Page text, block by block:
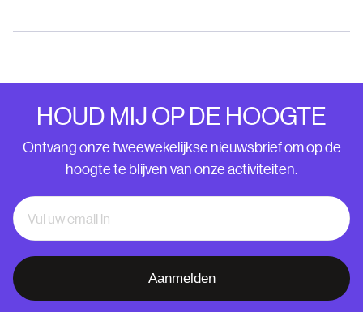
HOUD MIJ OP DE HOOGTE
Ontvang onze tweewekelijkse nieuwsbrief om op de
hoogte te blijven van onze activiteiten.
Aanmelden